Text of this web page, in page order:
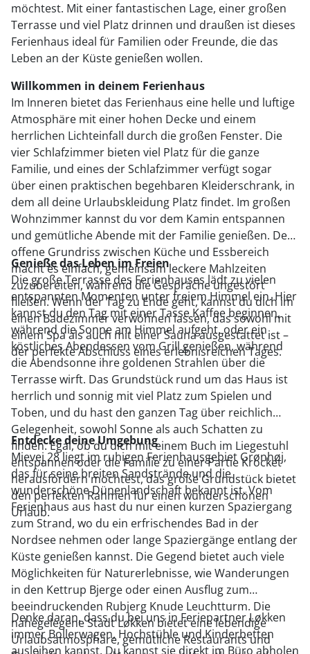
möchtest. Mit einer fantastischen Lage, einer großen
Terrasse und viel Platz drinnen und draußen ist dieses
Ferienhaus ideal für Familien oder Freunde, die das
Leben an der Küste genießen wollen.
Willkommen in deinem Ferienhaus
Im Inneren bietet das Ferienhaus eine helle und luftige
Atmosphäre mit einer hohen Decke und einem
herrlichen Lichteinfall durch die großen Fenster. Die
vier Schlafzimmer bieten viel Platz für die ganze
Familie, und eines der Schlafzimmer verfügt sogar
über einen praktischen begehbaren Kleiderschrank, in
dem all deine Urlaubskleidung Platz findet. Im großen
Wohnzimmer kannst du vor dem Kamin entspannen
und gemütliche Abende mit der Familie genießen. Der
offene Grundriss zwischen Küche und Essbereich
macht es einfach, gemeinsam leckere Mahlzeiten
zuzubereiten, während die Gespräche ungestört
fließen. Wenn der Tag zu Ende geht, kannst du dich im
einen Badezimmer verwöhnen lassen, das sowohl mit
einem Spa als auch mit einer Sauna ausgestattet ist –
der perfekte Abschluss eines erlebnisreichen Tages.
Genieße das Leben im Freien
Die große Terrasse des Ferienhauses lädt zu vielen
entspannten Momenten unter freiem Himmel ein. Hier
kannst du den Tag mit einer Tasse Kaffee beginnen,
während die Sonne am Himmel aufgeht, oder ein
köstliches Abendessen vom Grill genießen, während
die Abendsonne ihre goldenen Strahlen über die
Terrasse wirft. Das Grundstück rund um das Haus ist
herrlich und sonnig mit viel Platz zum Spielen und
Toben, und du hast den ganzen Tag über reichlich
Gelegenheit, sowohl Sonne als auch Schatten zu
finden. Egal, ob du dich mit einem Buch im Liegestuhl
entspannen oder die Familie zu einer Partie Krocket
herausfordern möchtest, das große Grundstück bietet
den perfekten Rahmen für einen wunderschönen
Urlaub.
Entdecke deine Umgebung
Mievej 28 liegt im ruhigen Ferienhausgebiet Grønhøj,
das für seine breiten Sandstrände und die
wunderschöne Dünenlandschaft bekannt ist. Vom
Ferienhaus aus hast du nur einen kurzen Spaziergang
zum Strand, wo du ein erfrischendes Bad in der
Nordsee nehmen oder lange Spaziergänge entlang der
Küste genießen kannst. Die Gegend bietet auch viele
Möglichkeiten für Naturerlebnisse, wie Wanderungen
in den Kettrup Bjerge oder einen Ausflug zum
beeindruckenden Rubjerg Knude Leuchtturm. Die
nahegelegene Stadt Løkken bietet eine lebendige
Urlaubsatmosphäre, gemütliche Restaurants und
Denke daran, dass du bei uns in Feriepartner Løkken
immer Bollerwagen, Hochstühle und Kinderbetten
ausleihen kannst. Du kannst sie direkt im Büro abholen